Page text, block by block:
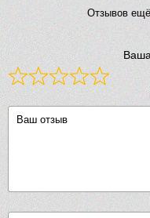
Отзывов